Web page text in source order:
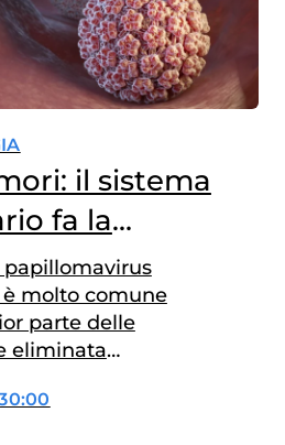
il sistema
fa la
papillomavirus
molto comune
parte delle
eliminata
alcuni casi,